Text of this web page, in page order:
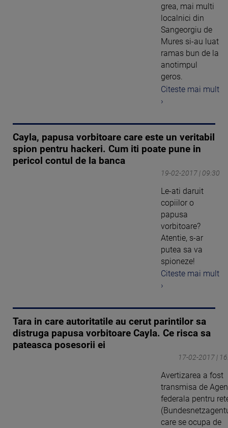
grea, mai multi
localnici din
Sangeorgiu de
Mures si-au luat
ramas bun de la
anotimpul
geros.
Citeste mai mult
›
Cayla, papusa vorbitoare care este un veritabil
spion pentru hackeri. Cum iti poate pune in
pericol contul de la banca
19-02-2017 | 09:30
Le-ati daruit
copiilor o
papusa
vorbitoare?
Atentie, s-ar
putea sa va
spioneze!
Citeste mai mult
›
Tara in care autoritatile au cerut parintilor sa
distruga papusa vorbitoare Cayla. Ce risca sa
pateasca posesorii ei
17-02-2017 |
Avertizarea a fost
transmisa de
federala pentru
care se ocupa de